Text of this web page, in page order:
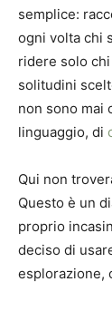
semplice:
ogni volta chi
ridere solo
solitudini
non sono mai
linguaggio, di
Qui non
Questo è un
proprio
deciso di
esplorazione,